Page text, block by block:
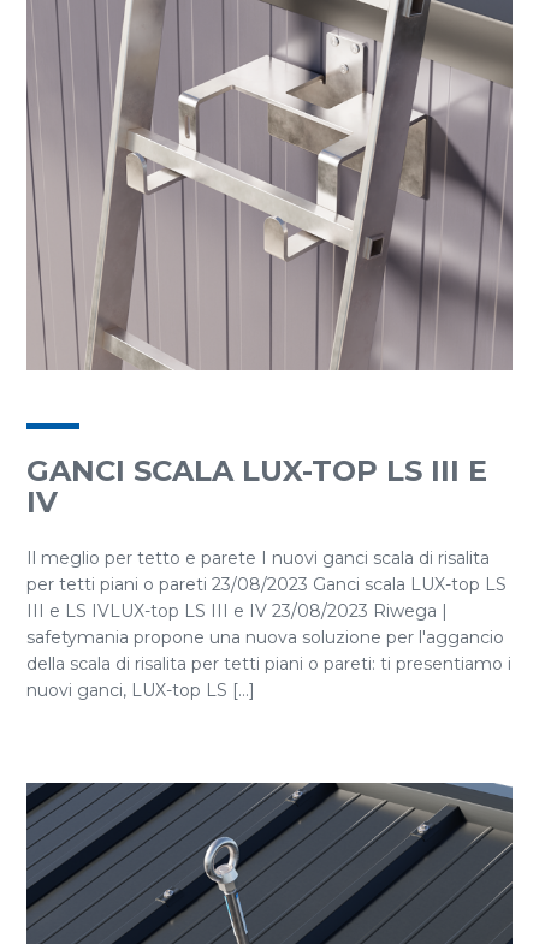
GANCI SCALA LUX-TOP LS III E
IV
Il meglio per tetto e parete I nuovi ganci scala di risalita
per tetti piani o pareti 23/08/2023 Ganci scala LUX-top LS
III e LS IVLUX-top LS III e IV 23/08/2023 Riwega |
safetymania propone una nuova soluzione per l'aggancio
della scala di risalita per tetti piani o pareti: ti presentiamo i
nuovi ganci, LUX-top LS [...]